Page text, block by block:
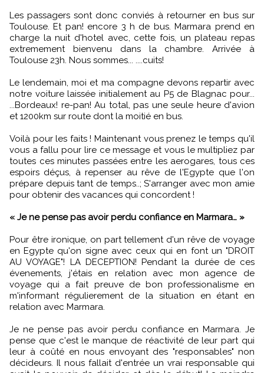
Les passagers sont donc conviés à retourner en bus sur
Toulouse. Et pan! encore 3 h de bus. Marmara prend en
charge la nuit d'hotel avec, cette fois, un plateau repas
extremement bienvenu dans la chambre. Arrivée à
Toulouse 23h. Nous sommes... ....cuits!
Le lendemain, moi et ma compagne devons repartir avec
notre voiture laissée initialement au P5 de Blagnac pour...
...Bordeaux! re-pan! Au total, pas une seule heure d'avion
et 1200km sur route dont la moitié en bus.
Voilà pour les faits ! Maintenant vous prenez le temps qu'il
vous a fallu pour lire ce message et vous le multipliez par
toutes ces minutes passées entre les aerogares, tous ces
espoirs déçus, à repenser au rêve de l'Egypte que l'on
prépare depuis tant de temps..; S'arranger avec mon amie
pour obtenir des vacances qui concordent !
« Je ne pense pas avoir perdu confiance en Marmara… »
Pour être ironique, on part tellement d'un rêve de voyage
en Egypte qu'on signe avec ceux qui en font un "DROIT
AU VOYAGE"! LA DECEPTION! Pendant la durée de ces
évenements, j'étais en relation avec mon agence de
voyage qui a fait preuve de bon professionalisme en
m'informant régulierement de la situation en étant en
relation avec Marmara.
Je ne pense pas avoir perdu confiance en Marmara. Je
pense que c'est le manque de réactivité de leur part qui
leur à coûté en nous envoyant des "responsables" non
décideurs. Il nous fallait d'entrée un vrai responsable qui